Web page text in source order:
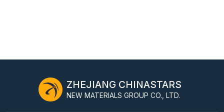
ZHEJIANG CHINASTARS
NEW MATERIALS GROUP CO., LTD.